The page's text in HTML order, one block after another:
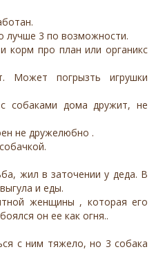
лучше 3 по возможности.
корм про план или органикс
Может погрызть игрушки
собаками дома дружит, не
не дружелюбно .
жил в заточении у деда. В
и еды.
женщины , которая его
он ее как огня..
с ним тяжело, но 3 собака